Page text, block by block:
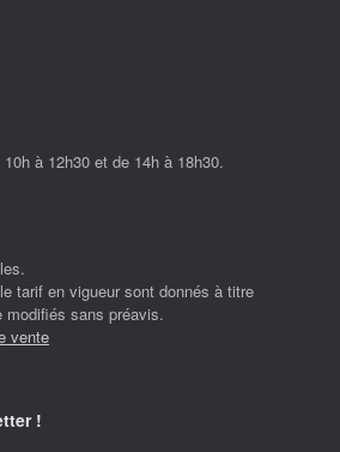
à 12h30 et de 14h à 18h30.
tarif en vigueur sont donnés à titre
sans préavis.
vente
!